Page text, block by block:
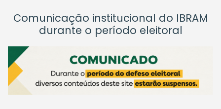
Comunicação institucional do IBRAM
durante o período eleitoral